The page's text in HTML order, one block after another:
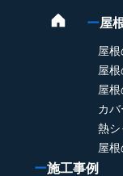
ー屋
屋根
屋根
屋
カ
熱シ
屋根
ー施工事例